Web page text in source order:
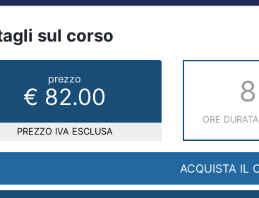
sul corso
prezzo
€ 82.00
PREZZO IVA ESCLUSA
8
ORE
ACQUISTA IL